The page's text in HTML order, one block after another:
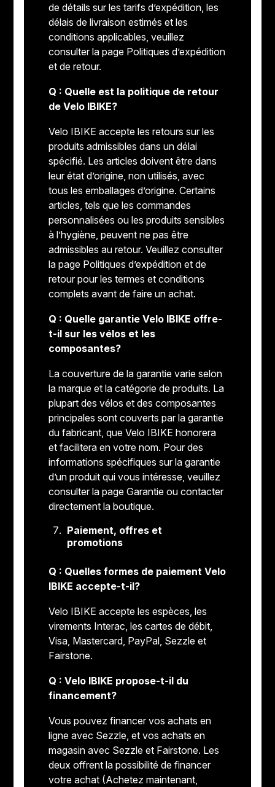
de détails sur les tarifs d’expédition, les
délais de livraison estimés et les
conditions applicables, veuillez
consulter la page Politiques d’expédition
et de retour.
Q : Quelle est la politique de retour
de Velo IBIKE?
Velo IBIKE accepte les retours sur les
produits admissibles dans un délai
spécifié. Les articles doivent être dans
leur état d’origine, non utilisés, avec
tous les emballages d’origine. Certains
articles, tels que les commandes
personnalisées ou les produits sensibles
à l’hygiène, peuvent ne pas être
admissibles au retour. Veuillez consulter
la page Politiques d’expédition et de
retour pour les termes et conditions
complets avant de faire un achat.
Q : Quelle garantie Velo IBIKE offre-
t-il sur les vélos et les
composantes?
La couverture de la garantie varie selon
la marque et la catégorie de produits. La
plupart des vélos et des composantes
principales sont couverts par la garantie
du fabricant, que Velo IBIKE honorera
et facilitera en votre nom. Pour des
informations spécifiques sur la garantie
d’un produit qui vous intéresse, veuillez
consulter la page Garantie ou contacter
directement la boutique.
Paiement, offres et
promotions
Q : Quelles formes de paiement Velo
IBIKE accepte-t-il?
Velo IBIKE accepte les espèces, les
virements Interac, les cartes de débit,
Visa, Mastercard, PayPal, Sezzle et
Fairstone.
Q : Velo IBIKE propose-t-il du
financement?
Vous pouvez financer vos achats en
ligne avec Sezzle, et vos achats en
magasin avec Sezzle et Fairstone. Les
deux offrent la possibilité de financer
votre achat (Achetez maintenant,